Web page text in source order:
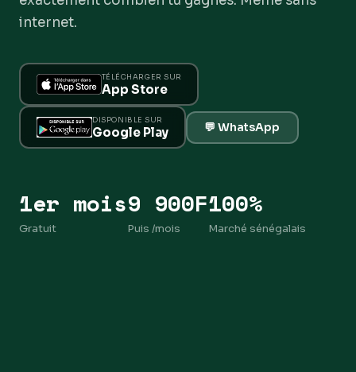
internet.
TÉLÉCHARGER SUR
App Store
DISPONIBLE SUR
Google Play 💬 WhatsApp
1er mois
Gratuit
9 900F
Puis /mois
100%
Marché sénégalais